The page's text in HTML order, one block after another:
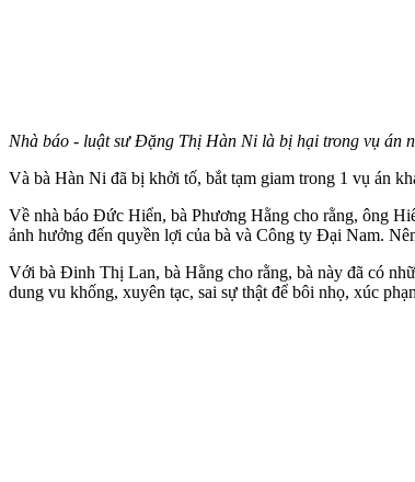
Nhà báo - luật sư Đặng Thị Hàn Ni là bị hại trong vụ án
Và bà Hàn Ni đã bị khởi tố, bắt tạm giam trong 1 vụ án
Về nhà báo Đức Hiển, bà Phương Hằng cho rằng, ông
ảnh hưởng đến quyền lợi của bà và Công ty Đại Nam.
Với bà Đinh Thị Lan, bà Hằng cho rằng, bà này đã có
dung vu khống, xuyên tạc, sai sự thật để bôi nhọ, xúc